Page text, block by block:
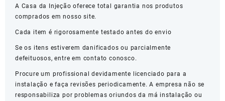
A Casa da Injeção oferece total garantia nos produtos
comprados em nosso site.
Cada item é rigorosamente testado antes do envio
Se os itens estiverem danificados ou parcialmente
defeituosos, entre em contato conosco.
Procure um profissional devidamente licenciado para a
instalação e faça revisões periodicamente. A empresa não se
responsabiliza por problemas oriundos da má instalação ou